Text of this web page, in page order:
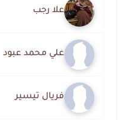
علا رجب
علي محمد عبود
فريال تيسير